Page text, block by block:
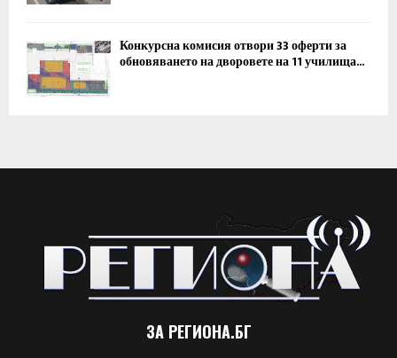
Конкурсна комисия отвори 33 оферти за
обновяването на дворовете на 11 училища...
ЗА РЕГИОНА.БГ